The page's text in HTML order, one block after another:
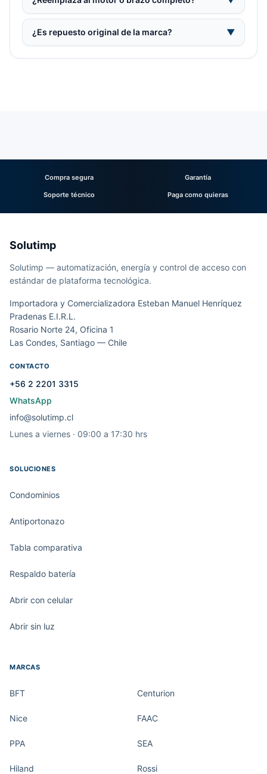
¿Es repuesto original de la marca? ▼
Compra segura Garantía
Soporte técnico Paga como quieras
Solutimp
Solutimp — automatización, energía y control de acceso con
estándar de plataforma tecnológica.
Importadora y Comercializadora Esteban Manuel Henríquez
Pradenas E.I.R.L.
Rosario Norte 24, Oficina 1
Las Condes, Santiago — Chile
CONTACTO
+56 2 2201 3315
WhatsApp
info@solutimp.cl
Lunes a viernes · 09:00 a 17:30 hrs
SOLUCIONES
Condominios
Antiportonazo
Tabla comparativa
Respaldo batería
Abrir con celular
Abrir sin luz
MARCAS
BFT Centurion
Nice FAAC
PPA SEA
Hiland Rossi